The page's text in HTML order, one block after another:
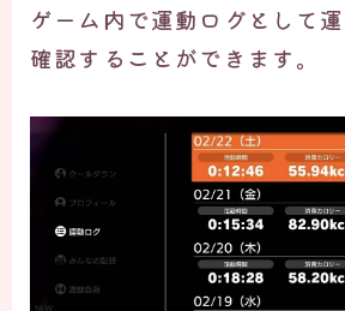
ゲーム内で運動ログとして
確認することができます。